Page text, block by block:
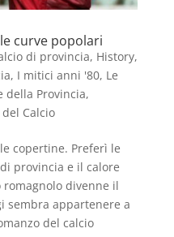
curve popolari
di provincia, History,
, I mitici anni '80, Le
della Provincia,
Calcio
copertine. Preferì le
provincia e il calore
romagnolo divenne il
sembra appartenere a
del calcio